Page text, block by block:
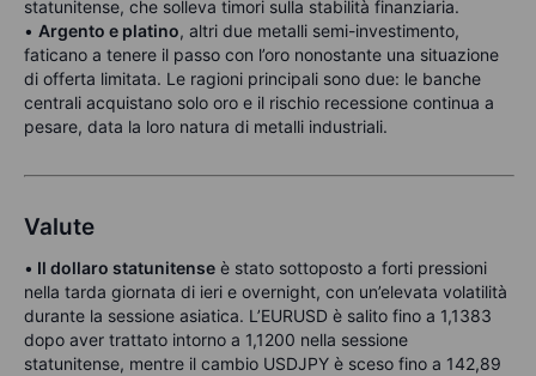
statunitense, che solleva timori sulla stabilità finanziaria.
• Argento e platino, altri due metalli semi-investimento,
faticano a tenere il passo con l’oro nonostante una situazione
di offerta limitata. Le ragioni principali sono due: le banche
centrali acquistano solo oro e il rischio recessione continua a
pesare, data la loro natura di metalli industriali.
Valute
• Il dollaro statunitense è stato sottoposto a forti pressioni
nella tarda giornata di ieri e overnight, con un’elevata volatilità
durante la sessione asiatica. L’EURUSD è salito fino a 1,1383
dopo aver trattato intorno a 1,1200 nella sessione
statunitense, mentre il cambio USDJPY è sceso fino a 142,89